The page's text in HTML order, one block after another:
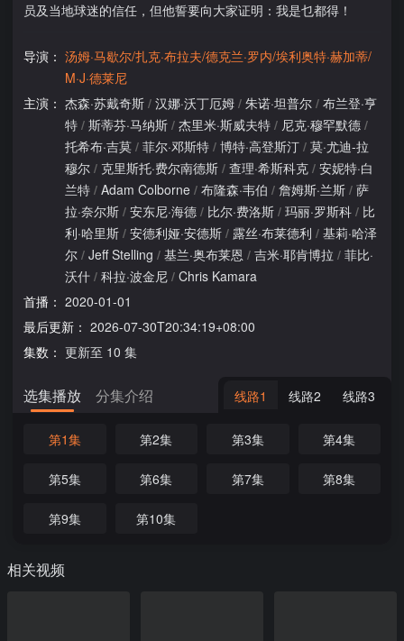
员及当地球迷的信任，但他誓要向大家证明：我是乜都得！
导演： 汤姆·马歇尔/扎克·布拉夫/德克兰·罗内/埃利奥特·赫加蒂/
M·J·德莱尼
主演： 杰森·苏戴奇斯 / 汉娜·沃丁厄姆 / 朱诺·坦普尔 / 布兰登·亨
特 / 斯蒂芬·马纳斯 / 杰里米·斯威夫特 / 尼克·穆罕默德 /
托希布·吉莫 / 菲尔·邓斯特 / 博特·高登斯汀 / 莫·尤迪-拉
穆尔 / 克里斯托·费尔南德斯 / 查理·希斯科克 / 安妮特·白
兰特 / Adam Colborne / 布隆森·韦伯 / 詹姆斯·兰斯 / 萨
拉·奈尔斯 / 安东尼·海德 / 比尔·费洛斯 / 玛丽·罗斯科 / 比
利·哈里斯 / 安德利娅·安德斯 / 露丝·布莱德利 / 基莉·哈泽
尔 / Jeff Stelling / 基兰·奥布莱恩 / 吉米·耶肯博拉 / 菲比·
沃什 / 科拉·波金尼 / Chris Kamara
首播： 2020-01-01
最后更新： 2026-07-30T20:34:19+08:00
集数： 更新至 10 集
选集播放 分集介绍 线路1 线路2 线路3
第1集 第2集 第3集 第4集
第5集 第6集 第7集 第8集
第9集 第10集
相关视频